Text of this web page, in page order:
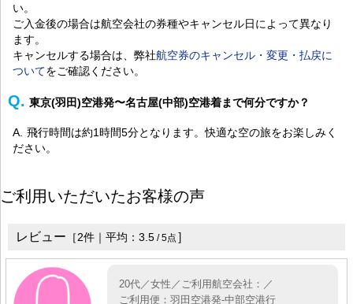
い。
ご入金後の場合は航空会社の券種やキャンセル日によって異なり
ます。
キャンセルする場合は、弊社航空券のキャンセル・変更・払戻に
ついてをご確認ください。
東京(羽田)空港発〜名古屋(中部)空港着まで何分ですか？
飛行時間は約1時間5分となります。快適な空の旅をお楽しみく
ださい。
ご利用いただいたお客様の声
レビュー ［2件｜平均： 3.5 /5点 ］
20代／女性／ご利用航空会社：／
ご利用便：羽田空港発-中部空港行